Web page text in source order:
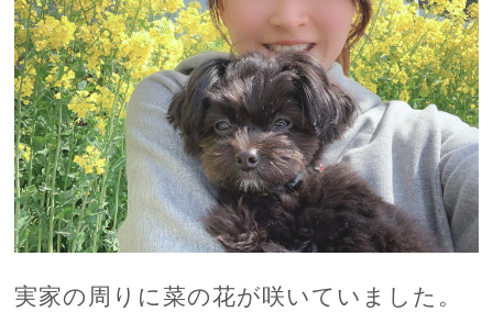
実家の周りに菜の花が咲いていました。